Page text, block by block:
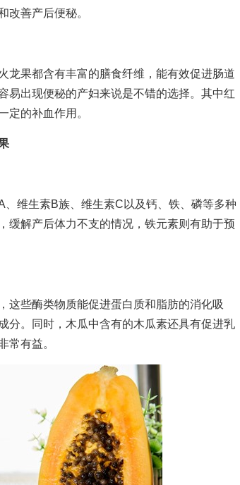
改善产后便秘。
果都含有丰富的膳食纤维，能有效促进肠道
易出现便秘的产妇来说是不错的选择。其中红
定的补血作用。
维生素B族、维生素C以及钙、铁、磷等多种
缓解产后体力不支的情况，铁元素则有助于预
些酶类物质能促进蛋白质和脂肪的消化吸
分。同时，木瓜中含有的木瓜素还具有促进乳
常有益。